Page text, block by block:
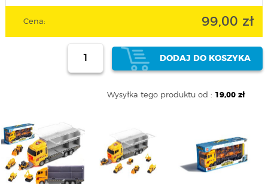
Cena: 99,00 zł
DODAJ DO KOSZYKA
Wysyłka tego produktu od : 19,00 zł